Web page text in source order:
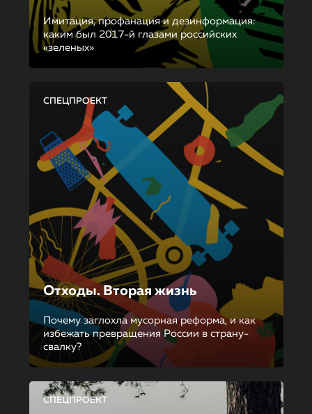
Имитация, профанация и дезинформация:
каким был 2017-й глазами российских
«зеленых»
СПЕЦПРОЕКТ
Отходы. Вторая жизнь
Почему заглохла мусорная реформа, и как
избежать превращения России в страну-
свалку?
СПЕЦПРОЕКТ